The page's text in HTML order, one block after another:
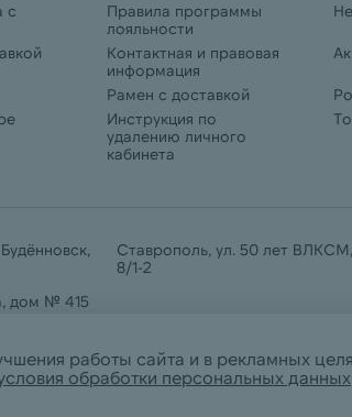
с
Правила программы
лояльности
Контактная и правовая
информация
Рамен с доставкой
Инструкция по
удалению личного
кабинета
Ставрополь, ул. 50 лет
8/1-2
дом № 415
работы сайта и в рекламных
обработки персональных данных